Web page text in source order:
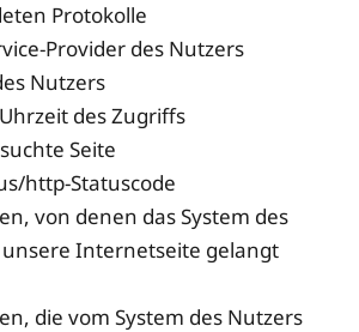
Protokolle
Provider des Nutzers
Nutzers
des Zugriffs
Seite
http-Statuscode
von denen das System des
Internetseite gelangt
die vom System des Nutzers